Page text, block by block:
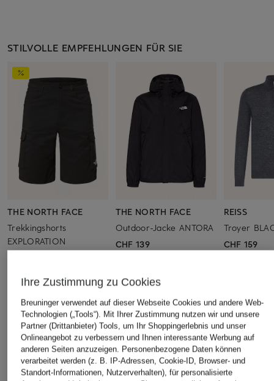
STILVOLLE EMPFEHLUNGEN FÜR SIE
THE NORTH FACE
Trekkingshorts
EXPLORATION
THE NORTH FACE
Outdoor-Jacke ANTORA
CHF 139
REISS
Troyer
CHF 159
ÄHNLICHE ARTIKEL ENTDECKEN
Ihre Zustimmung zu Cookies
Breuninger verwendet auf dieser Webseite Cookies und andere Web-
Technologien („Tools“). Mit Ihrer Zustimmung nutzen wir und unsere
Partner (Drittanbieter) Tools, um Ihr Shoppingerlebnis und unser
Onlineangebot zu verbessern und Ihnen interessante Werbung auf
anderen Seiten anzuzeigen. Personenbezogene Daten können
verarbeitet werden (z. B. IP-Adressen, Cookie-ID, Browser- und
Standort-Informationen, Nutzerverhalten), für personalisierte